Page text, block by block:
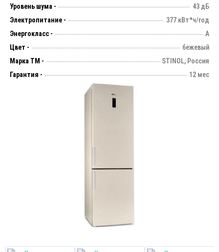
Уровень шума -
43 дБ
Электропитание -
377 кВт*ч/год
Энергокласс -
A
Цвет -
бежевый
Марка ТМ -
STINOL, Россия
Гарантия -
12 мес